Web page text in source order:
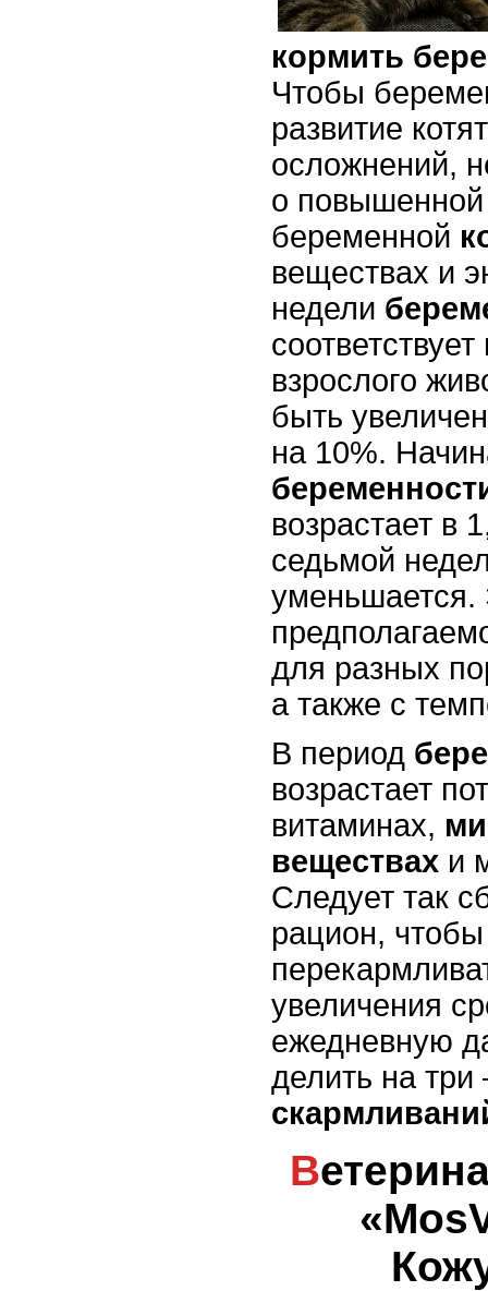
кормить
Чтобы
развитие
осложнений,
о повышенной
беременной
веществах и
недели
взрослого
быть
на 10%.
возрастает в
седьмой
уменьшается.
для разных
а также с
В период
возрастает
витаминах,
веществах и
Следует так
рацион,
увеличения
ежедневную
делить на
Ветеринарная Помощь